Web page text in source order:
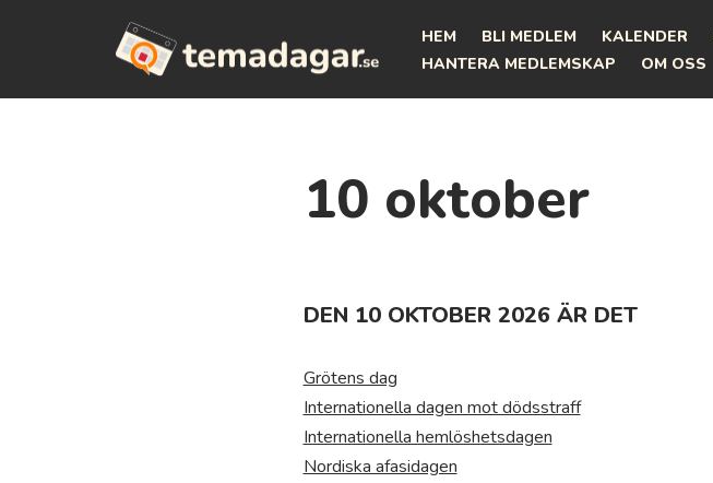
HEM BLI MEDLEM KALENDER
HANTERA MEDLEMSKAP
OM OSS
10 oktober
DEN 10 OKTOBER 2026 ÄR DET
Grötens dag
Internationella dagen mot dödsstraff
Internationella hemlöshetsdagen
Nordiska afasidagen